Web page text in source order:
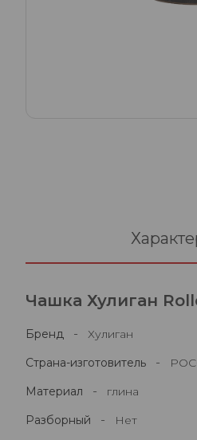
Чашка Хулиган
Бренд - Хулиган
Страна-изготовитель
-
Материал
- глина
Разборный
-
Нет